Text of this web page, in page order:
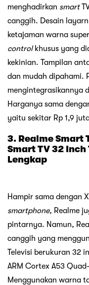
menghadirkan smart
canggih. Desain
ketajaman warna
control khusus yang
kekinian. Tampilan
dan mudah dipahami.
mengintegrasikannya
Harganya sama
yaitu sekitar Rp 1,9
3. Realme Smart
Smart TV 32
Lengkap
Hampir sama dengan
smartphone, Realme
pintarnya. Namun,
canggih yang
Televisi berukuran 32
ARM Cortex A53
Menggunakan warna